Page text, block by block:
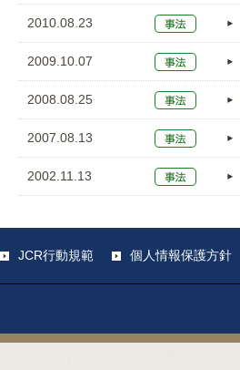
2010.08.23
2009.10.07
2008.08.25
2007.08.13
2002.11.13
JCR行動規範 個人情報保護方針